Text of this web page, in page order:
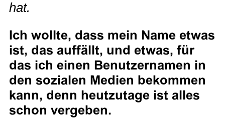
hat.
Ich wollte, dass mein Name etwas
ist, das auffällt, und etwas, für
das ich einen Benutzernamen in
den sozialen Medien bekommen
kann, denn heutzutage ist alles
schon vergeben.